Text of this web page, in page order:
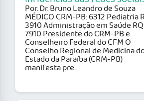
Por. Dr. Bruno Leandro de Souza
MÉDICO CRM-PB: 6312 Pediatria
3910 Administração em Saúde
7910 Presidente do CRM-PB e
Conselheiro Federal do CFM O
Conselho Regional de Medicina
Estado da Paraíba (CRM-PB)
manifesta pre...